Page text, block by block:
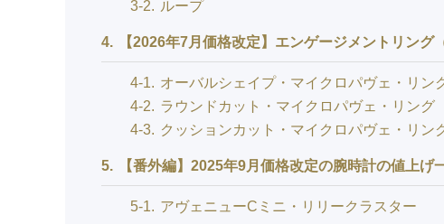
3-2
ループ
4 【2026年7月価格改定】エンゲージメントリング
4-1
オーバルシェイプ・マイクロパヴェ・リン
4-2
ラウンドカット・マイクロパヴェ・リング
4-3
クッションカット・マイクロパヴェ・リン
5 【番外編】2025年9月価格改定の腕時計の値上げ
5-1 アヴェニューCミニ・リリークラスター